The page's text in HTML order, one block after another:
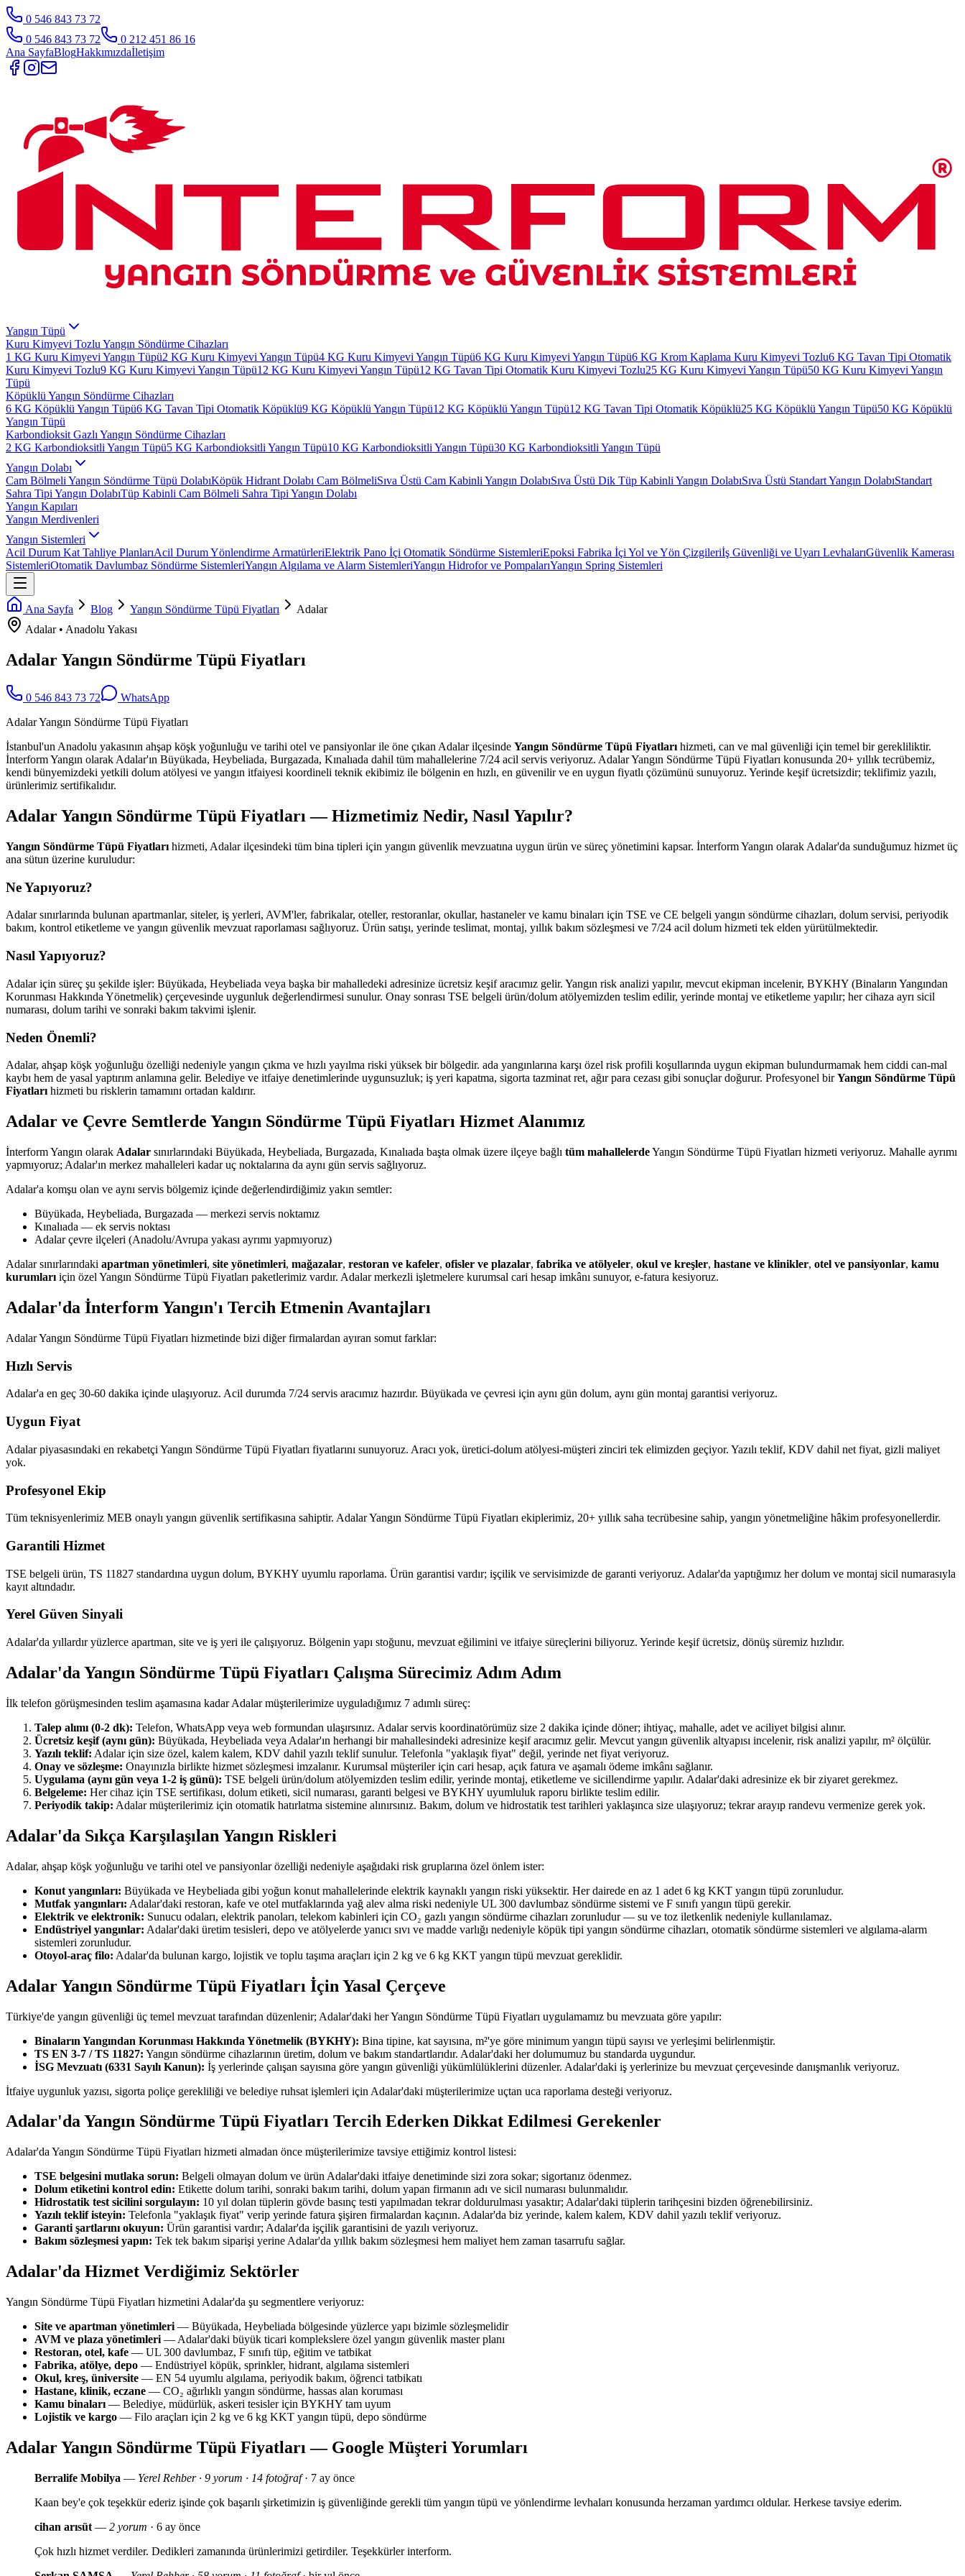
0 546 843 73 72
0 546 843 73 72
0 212 451 86 16
Ana SayfaBlogHakkımızdaİletişim
Yangın Tüpü
Kuru Kimyevi Tozlu Yangın Söndürme Cihazları
1 KG Kuru Kimyevi Yangın Tüpü2 KG Kuru Kimyevi Yangın Tüpü4 KG Kuru Kimyevi Yangın Tüpü6 KG Kuru Kimyevi Yangın Tüpü6 KG Krom Kaplama Kuru Kimyevi Tozlu6 KG Tavan Tipi Otomatik
Kuru Kimyevi Tozlu9 KG Kuru Kimyevi Yangın Tüpü12 KG Kuru Kimyevi Yangın Tüpü12 KG Tavan Tipi Otomatik Kuru Kimyevi Tozlu25 KG Kuru Kimyevi Yangın Tüpü50 KG Kuru Kimyevi Yangın
Tüpü
Köpüklü Yangın Söndürme Cihazları
6 KG Köpüklü Yangın Tüpü6 KG Tavan Tipi Otomatik Köpüklü9 KG Köpüklü Yangın Tüpü12 KG Köpüklü Yangın Tüpü12 KG Tavan Tipi Otomatik Köpüklü25 KG Köpüklü Yangın Tüpü50 KG Köpüklü
Yangın Tüpü
Karbondioksit Gazlı Yangın Söndürme Cihazları
2 KG Karbondioksitli Yangın Tüpü5 KG Karbondioksitli Yangın Tüpü10 KG Karbondioksitli Yangın Tüpü30 KG Karbondioksitli Yangın Tüpü
Yangın Dolabı
Cam Bölmeli Yangın Söndürme Tüpü DolabıKöpük Hidrant Dolabı Cam BölmeliSıva Üstü Cam Kabinli Yangın DolabıSıva Üstü Dik Tüp Kabinli Yangın DolabıSıva Üstü Standart Yangın DolabıStandart
Sahra Tipi Yangın DolabıTüp Kabinli Cam Bölmeli Sahra Tipi Yangın Dolabı
Yangın Kapıları
Yangın Merdivenleri
Yangın Sistemleri
Acil Durum Kat Tahliye PlanlarıAcil Durum Yönlendirme ArmatürleriElektrik Pano İçi Otomatik Söndürme SistemleriEpoksi Fabrika İçi Yol ve Yön Çizgileriİş Güvenliği ve Uyarı LevhalarıGüvenlik Kamerası
SistemleriOtomatik Davlumbaz Söndürme SistemleriYangın Algılama ve Alarm SistemleriYangın Hidrofor ve PompalarıYangın Spring Sistemleri
Ana Sayfa Blog Yangın Söndürme Tüpü Fiyatları
Adalar
Adalar• Anadolu Yakası
Adalar Yangın Söndürme Tüpü Fiyatları
0 546 843 73 72
WhatsApp
Adalar Yangın Söndürme Tüpü Fiyatları
İstanbul'un Anadolu yakasının ahşap köşk yoğunluğu ve tarihi otel ve pansiyonlar ile öne çıkan Adalar ilçesinde Yangın Söndürme Tüpü Fiyatları hizmeti, can ve mal güvenliği için temel bir gerekliliktir.
İnterform Yangın olarak Adalar'ın Büyükada, Heybeliada, Burgazada, Kınalıada dahil tüm mahallelerine 7/24 acil servis veriyoruz. Adalar Yangın Söndürme Tüpü Fiyatları konusunda 20+ yıllık tecrübemiz,
kendi bünyemizdeki yetkili dolum atölyesi ve yangın itfaiyesi koordineli teknik ekibimiz ile bölgenin en hızlı, en güvenilir ve en uygun fiyatlı çözümünü sunuyoruz. Yerinde keşif ücretsizdir; teklifimiz yazılı,
ürünlerimiz sertifikalıdır.
Adalar Yangın Söndürme Tüpü Fiyatları — Hizmetimiz Nedir, Nasıl Yapılır?
Yangın Söndürme Tüpü Fiyatları hizmeti, Adalar ilçesindeki tüm bina tipleri için yangın güvenlik mevzuatına uygun ürün ve süreç yönetimini kapsar. İnterform Yangın olarak Adalar'da sunduğumuz hizmet üç
ana sütun üzerine kuruludur:
Ne Yapıyoruz?
Adalar sınırlarında bulunan apartmanlar, siteler, iş yerleri, AVM'ler, fabrikalar, oteller, restoranlar, okullar, hastaneler ve kamu binaları için TSE ve CE belgeli yangın söndürme cihazları, dolum servisi, periyodik
bakım, kontrol etiketleme ve yangın güvenlik mevzuat raporlaması sağlıyoruz. Ürün satışı, yerinde teslimat, montaj, yıllık bakım sözleşmesi ve 7/24 acil dolum hizmeti tek elden yürütülmektedir.
Nasıl Yapıyoruz?
Adalar için süreç şu şekilde işler: Büyükada, Heybeliada veya başka bir mahalledeki adresinize ücretsiz keşif aracımız gelir. Yangın risk analizi yapılır, mevcut ekipman incelenir, BYKHY (Binaların Yangından
Korunması Hakkında Yönetmelik) çerçevesinde uygunluk değerlendirmesi sunulur. Onay sonrası TSE belgeli ürün/dolum atölyemizden teslim edilir, yerinde montaj ve etiketleme yapılır; her cihaza ayrı sicil
numarası, dolum tarihi ve sonraki bakım takvimi işlenir.
Neden Önemli?
Adalar, ahşap köşk yoğunluğu özelliği nedeniyle yangın çıkma ve hızlı yayılma riski yüksek bir bölgedir. ada yangınlarına karşı özel risk profili koşullarında uygun ekipman bulundurmamak hem ciddi can-mal
kaybı hem de yasal yaptırım anlamına gelir. Belediye ve itfaiye denetimlerinde uygunsuzluk; iş yeri kapatma, sigorta tazminat ret, ağır para cezası gibi sonuçlar doğurur. Profesyonel birYangın Söndürme Tüpü
Fiyatları hizmeti bu risklerin tamamını ortadan kaldırır.
Adalar ve Çevre Semtlerde Yangın Söndürme Tüpü Fiyatları Hizmet Alanımız
İnterform Yangın olarak Adalar sınırlarındaki Büyükada, Heybeliada, Burgazada, Kınalıada başta olmak üzere ilçeye bağlı tüm mahallelerdeYangın Söndürme Tüpü Fiyatları hizmeti veriyoruz. Mahalle ayrımı
yapmıyoruz; Adalar'ın merkez mahalleleri kadar uç noktalarına da aynı gün servis sağlıyoruz.
Adalar'a komşu olan ve aynı servis bölgemiz içinde değerlendirdiğimiz yakın semtler:
Büyükada, Heybeliada, Burgazada — merkezi servis noktamız
Kınalıada — ek servis noktası
Adalar çevre ilçeleri (Anadolu/Avrupa yakası ayrımı yapmıyoruz)
Adalar sınırlarındaki apartman yönetimleri, site yönetimleri, mağazalar, restoran ve kafeler, ofisler ve plazalar, fabrika ve atölyeler, okul ve kreşler, hastane ve klinikler, otel ve pansiyonlar, kamu
kurumları için özel Yangın Söndürme Tüpü Fiyatları paketlerimiz vardır. Adalar merkezli işletmelere kurumsal cari hesap imkânı sunuyor, e-fatura kesiyoruz.
Adalar'da İnterform Yangın'ı Tercih Etmenin Avantajları
Adalar Yangın Söndürme Tüpü Fiyatları hizmetinde bizi diğer firmalardan ayıran somut farklar:
Hızlı Servis
Adalar'a en geç 30-60 dakika içinde ulaşıyoruz. Acil durumda 7/24 servis aracımız hazırdır. Büyükada ve çevresi için aynı gün dolum, aynı gün montaj garantisi veriyoruz.
Uygun Fiyat
Adalar piyasasındaki en rekabetçi Yangın Söndürme Tüpü Fiyatları fiyatlarını sunuyoruz. Aracı yok, üretici-dolum atölyesi-müşteri zinciri tek elimizden geçiyor. Yazılı teklif, KDV dahil net fiyat, gizli maliyet
yok.
Profesyonel Ekip
Tüm teknisyenlerimiz MEB onaylı yangın güvenlik sertifikasına sahiptir. Adalar Yangın Söndürme Tüpü Fiyatları ekiplerimiz, 20+ yıllık saha tecrübesine sahip, yangın yönetmeliğine hâkim profesyonellerdir.
Garantili Hizmet
TSE belgeli ürün, TS 11827 standardına uygun dolum, BYKHY uyumlu raporlama. Ürün garantisi vardır; işçilik ve servisimizde de garanti veriyoruz. Adalar'da yaptığımız her dolum ve montaj sicil numarasıyla
kayıt altındadır.
Yerel Güven Sinyali
Adalar'da yıllardır yüzlerce apartman, site ve iş yeri ile çalışıyoruz. Bölgenin yapı stoğunu, mevzuat eğilimini ve itfaiye süreçlerini biliyoruz. Yerinde keşif ücretsiz, dönüş süremiz hızlıdır.
Adalar'da Yangın Söndürme Tüpü Fiyatları Çalışma Sürecimiz Adım Adım
İlk telefon görüşmesinden teslim aşamasına kadar Adalar müşterilerimize uyguladığımız 7 adımlı süreç:
Talep alımı (0-2 dk): Telefon, WhatsApp veya web formundan ulaşırsınız. Adalar servis koordinatörümüz size 2 dakika içinde döner; ihtiyaç, mahalle, adet ve aciliyet bilgisi alınır.
Ücretsiz keşif (aynı gün): Büyükada, Heybeliada veya Adalar'ın herhangi bir mahallesindeki adresinize keşif aracımız gelir. Mevcut yangın güvenlik altyapısı incelenir, risk analizi yapılır, m² ölçülür.
Yazılı teklif: Adalar için size özel, kalem kalem, KDV dahil yazılı teklif sunulur. Telefonla "yaklaşık fiyat" değil, yerinde net fiyat veriyoruz.
Onay ve sözleşme: Onayınızla birlikte hizmet sözleşmesi imzalanır. Kurumsal müşteriler için cari hesap, açık fatura ve aşamalı ödeme imkânı sağlanır.
Uygulama (aynı gün veya 1-2 iş günü): TSE belgeli ürün/dolum atölyemizden teslim edilir, yerinde montaj, etiketleme ve sicillendirme yapılır. Adalar'daki adresinize ek bir ziyaret gerekmez.
Belgeleme: Her cihaz için TSE sertifikası, dolum etiketi, sicil numarası, garanti belgesi ve BYKHY uyumluluk raporu birlikte teslim edilir.
Periyodik takip: Adalar müşterilerimiz için otomatik hatırlatma sistemine alınırsınız. Bakım, dolum ve hidrostatik test tarihleri yaklaşınca size ulaşıyoruz; tekrar arayıp randevu vermenize gerek yok.
Adalar'da Sıkça Karşılaşılan Yangın Riskleri
Adalar, ahşap köşk yoğunluğu ve tarihi otel ve pansiyonlar özelliği nedeniyle aşağıdaki risk gruplarına özel önlem ister:
Konut yangınları: Büyükada ve Heybeliada gibi yoğun konut mahallelerinde elektrik kaynaklı yangın riski yüksektir. Her dairede en az 1 adet 6 kg KKT yangın tüpü zorunludur.
Mutfak yangınları: Adalar'daki restoran, kafe ve otel mutfaklarında yağ alev alma riski nedeniyle UL 300 davlumbaz söndürme sistemi ve F sınıfı yangın tüpü gerekir.
Elektrik ve elektronik: Sunucu odaları, elektrik panoları, telekom kabinleri için CO₂ gazlı yangın söndürme cihazları zorunludur — su ve toz iletkenlik nedeniyle kullanılamaz.
Endüstriyel yangınlar: Adalar'daki üretim tesisleri, depo ve atölyelerde yanıcı sıvı ve madde varlığı nedeniyle köpük tipi yangın söndürme cihazları, otomatik söndürme sistemleri ve algılama-alarm
sistemleri zorunludur.
Otoyol-araç filo: Adalar'da bulunan kargo, lojistik ve toplu taşıma araçları için 2 kg ve 6 kg KKT yangın tüpü mevzuat gereklidir.
Adalar Yangın Söndürme Tüpü Fiyatları İçin Yasal Çerçeve
Türkiye'de yangın güvenliği üç temel mevzuat tarafından düzenlenir; Adalar'daki her Yangın Söndürme Tüpü Fiyatları uygulamamız bu mevzuata göre yapılır:
Binaların Yangından Korunması Hakkında Yönetmelik (BYKHY): Bina tipine, kat sayısına, m²'ye göre minimum yangın tüpü sayısı ve yerleşimi belirlenmiştir.
TS EN 3-7 / TS 11827: Yangın söndürme cihazlarının üretim, dolum ve bakım standartlarıdır. Adalar'daki her dolumumuz bu standarda uygundur.
İSG Mevzuatı (6331 Sayılı Kanun): İş yerlerinde çalışan sayısına göre yangın güvenliği yükümlülüklerini düzenler. Adalar'daki iş yerlerinize bu mevzuat çerçevesinde danışmanlık veriyoruz.
İtfaiye uygunluk yazısı, sigorta poliçe gerekliliği ve belediye ruhsat işlemleri için Adalar'daki müşterilerimize uçtan uca raporlama desteği veriyoruz.
Adalar'da Yangın Söndürme Tüpü Fiyatları Tercih Ederken Dikkat Edilmesi Gerekenler
Adalar'da Yangın Söndürme Tüpü Fiyatları hizmeti almadan önce müşterilerimize tavsiye ettiğimiz kontrol listesi:
TSE belgesini mutlaka sorun: Belgeli olmayan dolum ve ürün Adalar'daki itfaiye denetiminde sizi zora sokar; sigortanız ödenmez.
Dolum etiketini kontrol edin: Etikette dolum tarihi, sonraki bakım tarihi, dolum yapan firmanın adı ve sicil numarası bulunmalıdır.
Hidrostatik test sicilini sorgulayın: 10 yıl dolan tüplerin gövde basınç testi yapılmadan tekrar doldurulması yasaktır; Adalar'daki tüplerin tarihçesini bizden öğrenebilirsiniz.
Yazılı teklif isteyin: Telefonla "yaklaşık fiyat" verip yerinde fatura şişiren firmalardan kaçının. Adalar'da biz yerinde, kalem kalem, KDV dahil yazılı teklif veriyoruz.
Garanti şartlarını okuyun: Ürün garantisi vardır; Adalar'da işçilik garantisini de yazılı veriyoruz.
Bakım sözleşmesi yapın: Tek tek bakım siparişi yerine Adalar'da yıllık bakım sözleşmesi hem maliyet hem zaman tasarrufu sağlar.
Adalar'da Hizmet Verdiğimiz Sektörler
Yangın Söndürme Tüpü Fiyatları hizmetini Adalar'da şu segmentlere veriyoruz:
Site ve apartman yönetimleri — Büyükada, Heybeliada bölgesinde yüzlerce yapı bizimle sözleşmelidir
AVM ve plaza yönetimleri — Adalar'daki büyük ticari komplekslere özel yangın güvenlik master planı
Restoran, otel, kafe — UL 300 davlumbaz, F sınıfı tüp, eğitim ve tatbikat
Fabrika, atölye, depo — Endüstriyel köpük, sprinkler, hidrant, algılama sistemleri
Okul, kreş, üniversite — EN 54 uyumlu algılama, periyodik bakım, öğrenci tatbikatı
Hastane, klinik, eczane — CO₂ ağırlıklı yangın söndürme, hassas alan koruması
Kamu binaları — Belediye, müdürlük, askeri tesisler için BYKHY tam uyum
Lojistik ve kargo — Filo araçları için 2 kg ve 6 kg KKT yangın tüpü, depo söndürme
Adalar Yangın Söndürme Tüpü Fiyatları — Google Müşteri Yorumları
Berralife Mobilya — Yerel Rehber · 9 yorum · 14 fotoğraf· 7 ay önce
Kaan bey'e çok teşekkür ederiz işinde çok başarılı şirketimizin iş güvenliğinde gerekli tüm yangın tüpü ve yönlendirme levhaları konusunda herzaman yardımcı oldular. Herkese tavsiye ederim.
cihan arısüt — 2 yorum · 6 ay önce
Çok hızlı hizmet verdiler. Dedikleri zamanında ürünlerimizi getirdiler. Teşekkürler interform.